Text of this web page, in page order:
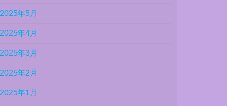
2025年5月
2025年4月
2025年3月
2025年2月
2025年1月